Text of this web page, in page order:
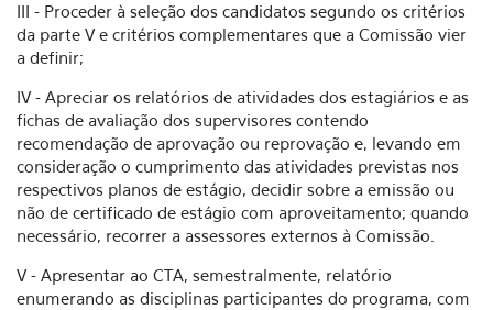
III - Proceder à seleção dos candidatos segundo os critérios
da parte V e critérios complementares que a Comissão vier
a definir;
IV - Apreciar os relatórios de atividades dos estagiários e as
fichas de avaliação dos supervisores contendo
recomendação de aprovação ou reprovação e, levando em
consideração o cumprimento das atividades previstas nos
respectivos planos de estágio, decidir sobre a emissão ou
não de certificado de estágio com aproveitamento; quando
necessário, recorrer a assessores externos à Comissão.
V - Apresentar ao CTA, semestralmente, relatório
enumerando as disciplinas participantes do programa, com